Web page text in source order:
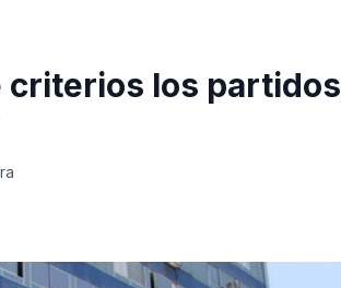
criterios los partidos